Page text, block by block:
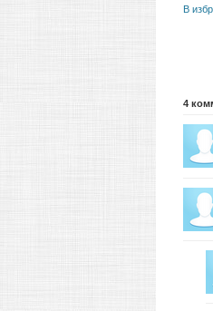
В
4